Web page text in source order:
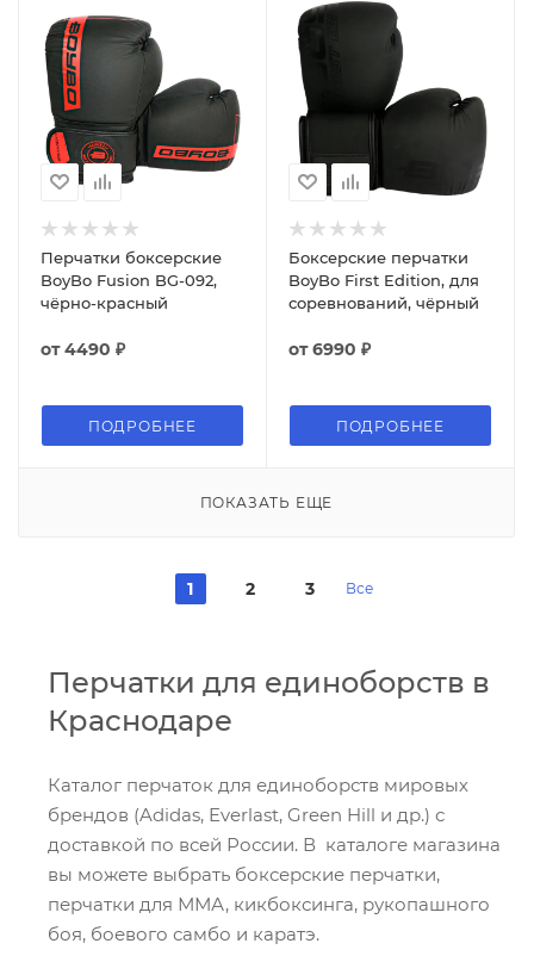
Перчатки боксерские
BoyBo Fusion BG-092,
чёрно-красный
от4490 ₽
ПОДРОБНЕЕ
Боксерские перчатки
BoyBo First Edition, для
соревнований, чёрный
от6990 ₽
ПОДРОБНЕЕ
ПОКАЗАТЬ ЕЩЕ
1 2 3 Все
Перчатки для единоборств в
Краснодаре
Каталог перчаток для единоборств мировых
брендов (Adidas, Everlast, Green Hill и др.) с
доставкой по всей России. В каталоге магазина
вы можете выбрать боксерские перчатки,
перчатки для ММА, кикбоксинга, рукопашного
боя, боевого самбо и каратэ.